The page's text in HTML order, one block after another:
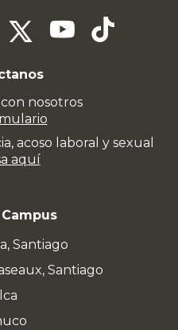
nosotros
acoso laboral y sexual
aquí
Santiago
Santiago